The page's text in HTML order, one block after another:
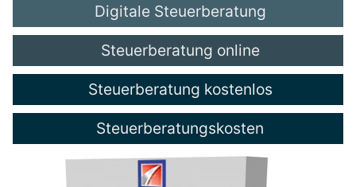
Digitale Steuerberatung
Steuerberatung online
Steuerberatung kostenlos
Steuerberatungskosten